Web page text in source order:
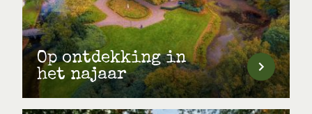
Op ontdekking in
het najaar